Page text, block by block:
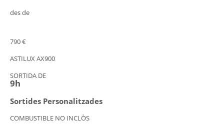
des de
790 €
ASTILUX AX900
SORTIDA DE
9h
Sortides Personalitzades
COMBUSTIBLE NO INCLÒS